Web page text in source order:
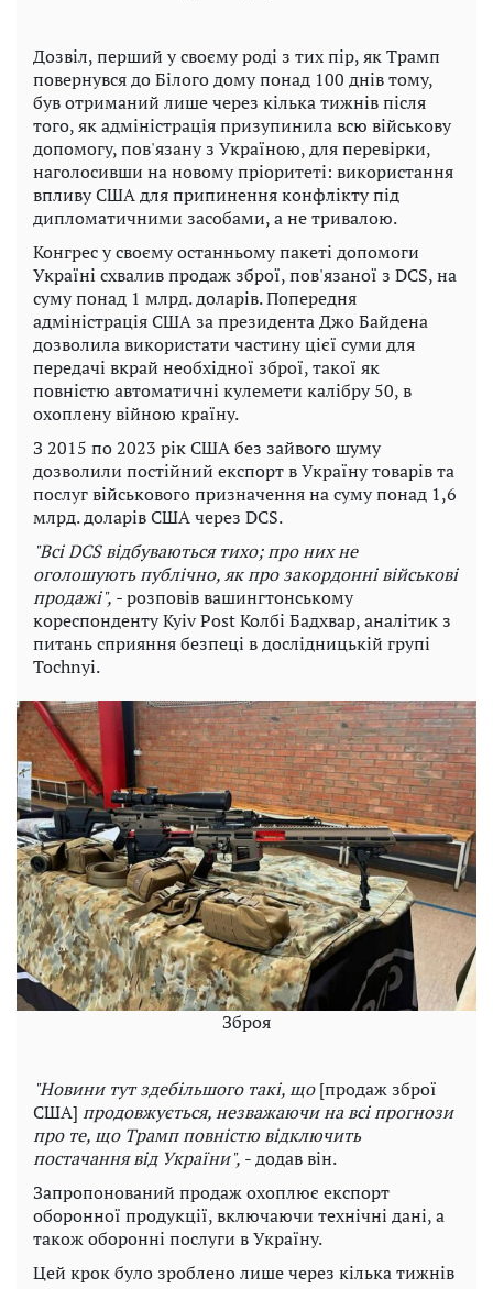
Дозвіл, перший у своєму роді з тих пір, як Трамп
повернувся до Білого дому понад 100 днів тому,
був отриманий лише через кілька тижнів після
того, як адміністрація призупинила всю військову
допомогу, пов'язану з Україною, для перевірки,
наголосивши на новому пріоритеті: використання
впливу США для припинення конфлікту під
дипломатичними засобами, а не тривалою.
Конгрес у своєму останньому пакеті допомоги
Україні схвалив продаж зброї, пов'язаної з DCS, на
суму понад 1 млрд. доларів. Попередня
адміністрація США за президента Джо Байдена
дозволила використати частину цієї суми для
передачі вкрай необхідної зброї, такої як
повністю автоматичні кулемети калібру 50, в
охоплену війною країну.
З 2015 по 2023 рік США без зайвого шуму
дозволили постійний експорт в Україну товарів та
послуг військового призначення на суму понад 1,6
млрд. доларів США через DCS.
"Всі DCS відбуваються тихо; про них не
оголошують публічно, як про закордонні військові
продажі", -розповів вашингтонському
кореспонденту Kyiv Post Колбі Бадхвар, аналітик з
питань сприяння безпеці в дослідницькій групі
Tochnyi.
Зброя
"Новини тут здебільшого такі, що[продаж зброї
США] продовжується, незважаючи на всі прогнози
про те, що Трамп повністю відключить
постачання від України", - додав він.
Запропонований продаж охоплює експорт
оборонної продукції, включаючи технічні дані, а
також оборонні послуги в Україну.
Цей крок було зроблено лише через кілька тижнів